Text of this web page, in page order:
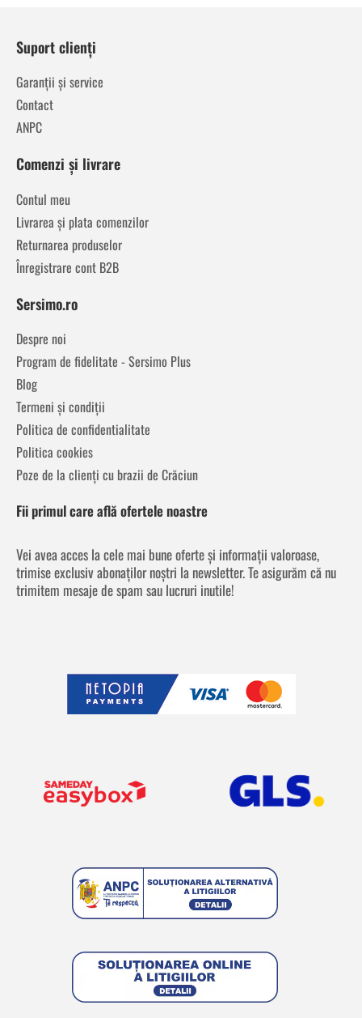
Suport clienți
Garanții și service
Contact
ANPC
Comenzi și livrare
Contul meu
Livrarea și plata comenzilor
Returnarea produselor
Înregistrare cont B2B
Sersimo.ro
Despre noi
Program de fidelitate - Sersimo Plus
Blog
Termeni și condiții
Politica de confidentialitate
Politica cookies
Poze de la clienți cu brazii de Crăciun
Fii primul care află ofertele noastre
Vei avea acces la cele mai bune oferte și informații valoroase,
trimise exclusiv abonaților noștri la newsletter. Te asigurăm că nu
trimitem mesaje de spam sau lucruri inutile!